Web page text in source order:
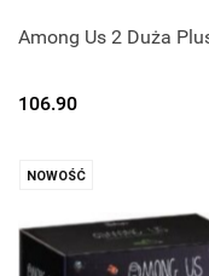
Among Us 2 Duża
106.90
NOWOŚĆ